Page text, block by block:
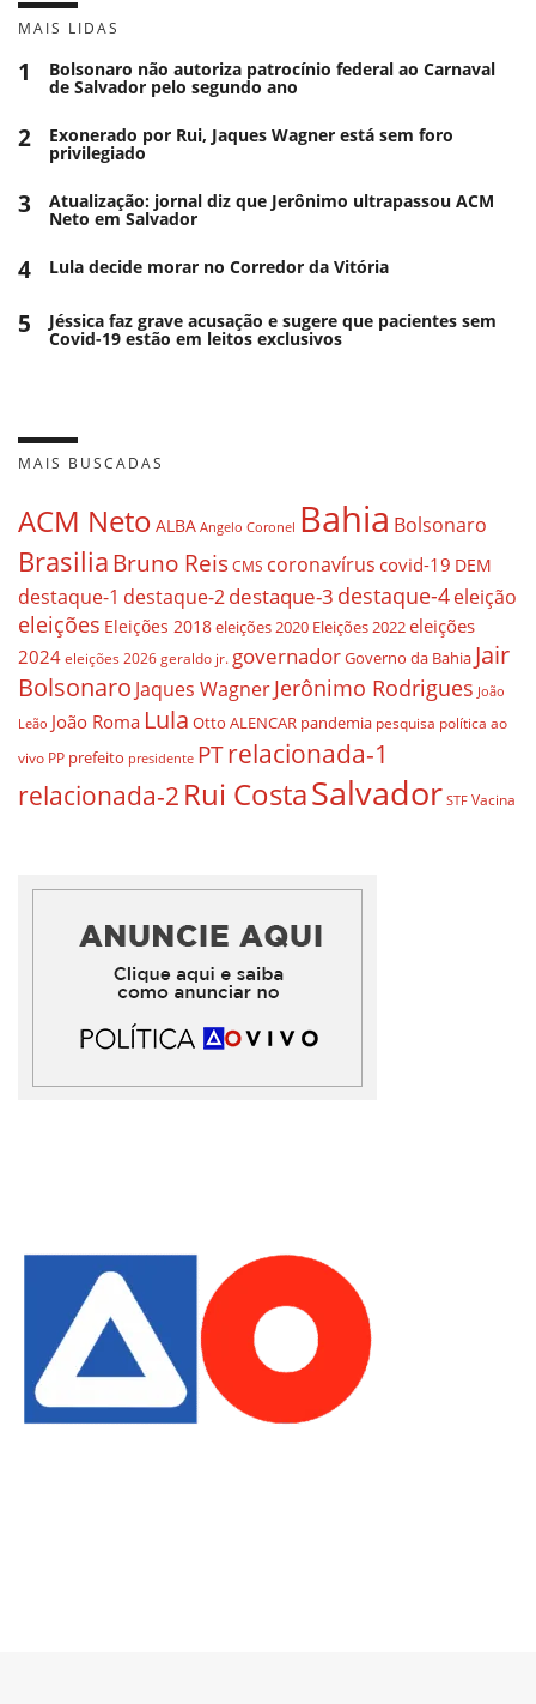
MAIS LIDAS
1 Bolsonaro não autoriza patrocínio federal ao Carnaval
de Salvador pelo segundo ano
2 Exonerado por Rui, Jaques Wagner está sem foro
privilegiado
3 Atualização: jornal diz que Jerônimo ultrapassou ACM
Neto em Salvador
4 Lula decide morar no Corredor da Vitória
5 Jéssica faz grave acusação e sugere que pacientes sem
Covid-19 estão em leitos exclusivos
MAIS BUSCADAS
ACM Neto ALBA Angelo Coronel Bahia Bolsonaro
BrasiliaBruno ReisCMS coronavírus covid-19 DEM
destaque-1 destaque-2destaque-3 destaque-4eleição
eleições Eleições 2018eleições 2020 Eleições 2022eleições
2024 eleições 2026 geraldo jr. governadorGoverno da Bahia Jair
Bolsonaro Jaques WagnerJerônimo Rodrigues João
Leão João Roma Lula Otto ALENCAR pandemia pesquisa política ao
vivo PP prefeito presidente PTrelacionada-1
relacionada-2 Rui CostaSalvador STF Vacina